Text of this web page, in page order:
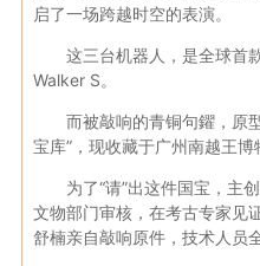
启了一场跨越时空的表演。
这三台机器人，是全球首
Walker S。
而被敲响的青铜句鑃，原
宝库”，现收藏于广州南越王博
为了“请”出这件国宝，
文物部门审核，在考古专家见
舒楠亲自敲响原件，技术人员